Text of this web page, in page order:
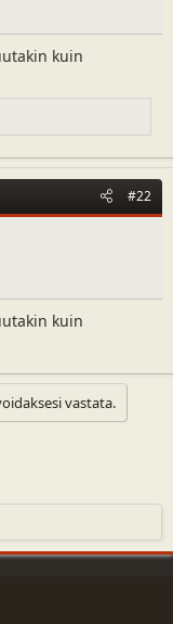
kuin
#22
kuin
vastata.